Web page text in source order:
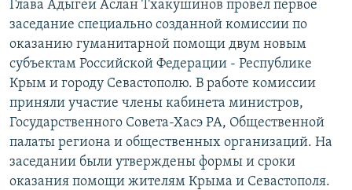
поискуАРМЕНИЯ
АЗЕРБАЙДЖАН
ПОЛИТИКА
ЭКОНОМИКА
ОБЩЕСТВО
КУЛЬТУРА
СПОРТ
МИР
РУБРИКИ
НЕКРУГЛЫЙ СТОЛ
ГОСТЬ НЕДЕЛИ
ПОЗИЦИЯ
БЛОГИ
ГОЛОСА
ЧИТАЕМ ПРЕССУ
МУЛЬТИМЕДИА
ВИДЕО
ФОТО
АУДИО
ПОДКАСТЫ
АРХИВ РАДИОПРОГРАММЫ
ПРИСОЕДИНЯЙТЕСЬ!
Все сайты РСЕ/РС
Глава Адыгеи Аслан Тхакушинов провел первое
заседание специально созданной комиссии по
оказанию гуманитарной помощи двум новым
субъектам Российской Федерации - Республике
Крым и городу Севастополю. В работе комиссии
приняли участие члены кабинета министров,
Государственного Совета-Хасэ РА, Общественной
палаты региона и общественных организаций. На
заседании были утверждены формы и сроки
оказания помощи жителям Крыма и Севастополя.